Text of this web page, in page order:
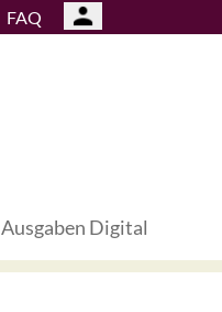
FAQ
Ausgaben Digital